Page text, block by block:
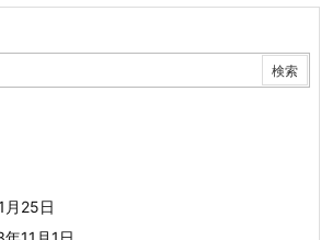
月25日